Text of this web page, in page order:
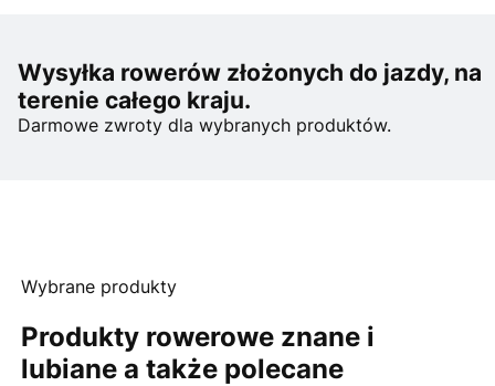
Wysyłka rowerów złożonych do jazdy, na
terenie całego kraju.
Darmowe zwroty dla wybranych produktów.
Wybrane produkty
Produkty rowerowe znane i
lubiane a także polecane